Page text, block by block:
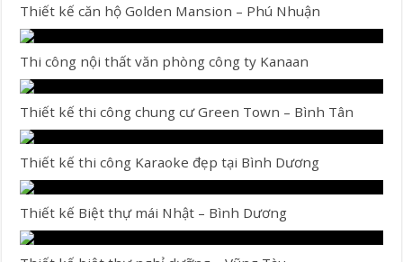
Thiết kế căn hộ Golden Mansion – Phú Nhuận
Thi công nội thất văn phòng công ty Kanaan
Thiết kế thi công chung cư Green Town – Bình Tân
Thiết kế thi công Karaoke đẹp tại Bình Dương
Thiết kế Biệt thự mái Nhật – Bình Dương